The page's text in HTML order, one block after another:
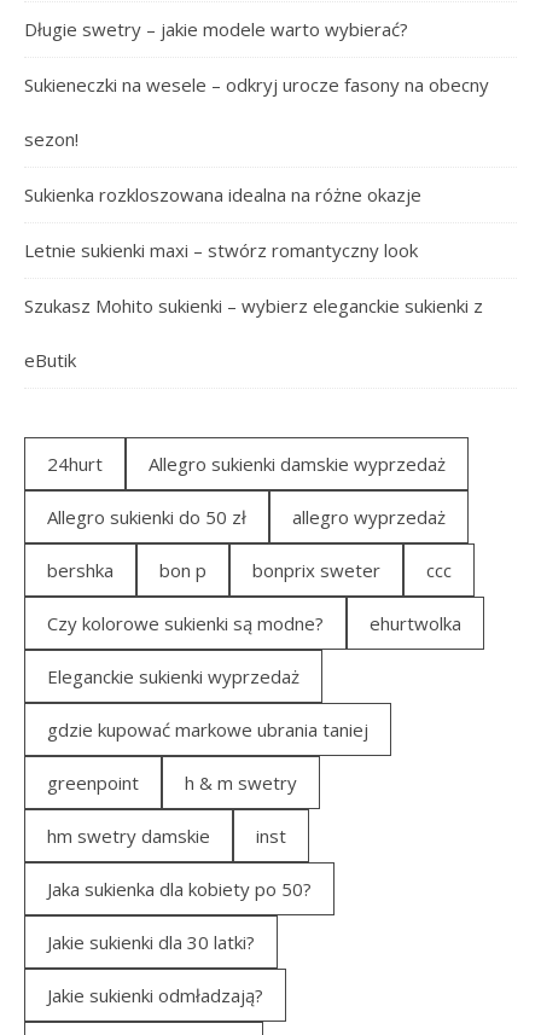
Długie swetry – jakie modele warto wybierać?
Sukieneczki na wesele – odkryj urocze fasony na obecny
sezon!
Sukienka rozkloszowana idealna na różne okazje
Letnie sukienki maxi – stwórz romantyczny look
Szukasz Mohito sukienki – wybierz eleganckie sukienki z
eButik
24hurt Allegro sukienki damskie wyprzedaż
Allegro sukienki do 50 zł allegro wyprzedaż
bershka bon p bonprix sweter ccc
Czy kolorowe sukienki są modne? ehurtwolka
Eleganckie sukienki wyprzedaż
gdzie kupować markowe ubrania taniej
greenpoint h & m swetry
hm swetry damskie inst
Jaka sukienka dla kobiety po 50?
Jakie sukienki dla 30 latki?
Jakie sukienki odmładzają?